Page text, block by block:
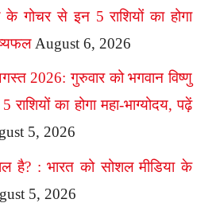
गोचर से इन 5 राशियों का होगा
August 6, 2026
2026: गुरुवार को भगवान विष्णु
का होगा महा-भाग्योदय, पढ़ें
5, 2026
है? : भारत को सोशल मीडिया के
5, 2026